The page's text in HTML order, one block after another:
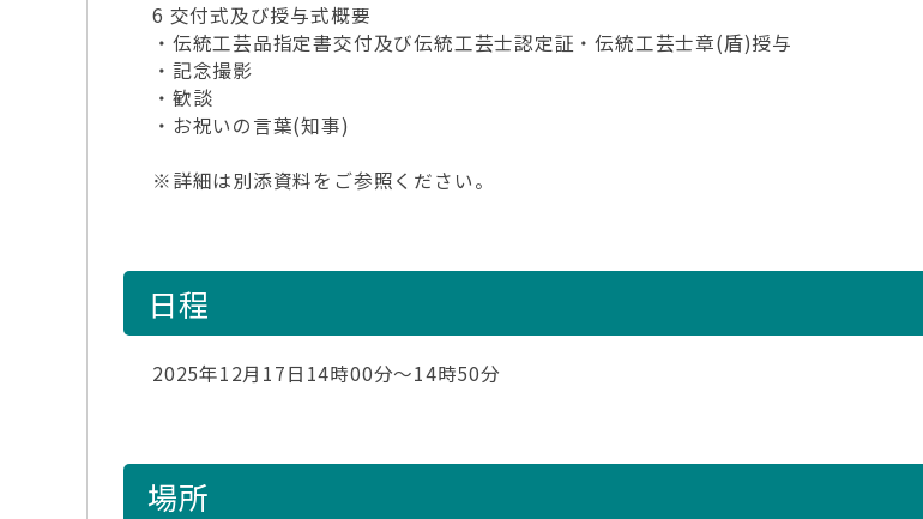
6 交付式及び授与式概要
・伝統工芸品指定書交付及び伝統工芸士認定証・伝統工芸士章(盾)授与
・記念撮影
・歓談
・お祝いの言葉(知事)
※詳細は別添資料をご参照ください。
日程
2025年12月17日14時00分～14時50分
場所